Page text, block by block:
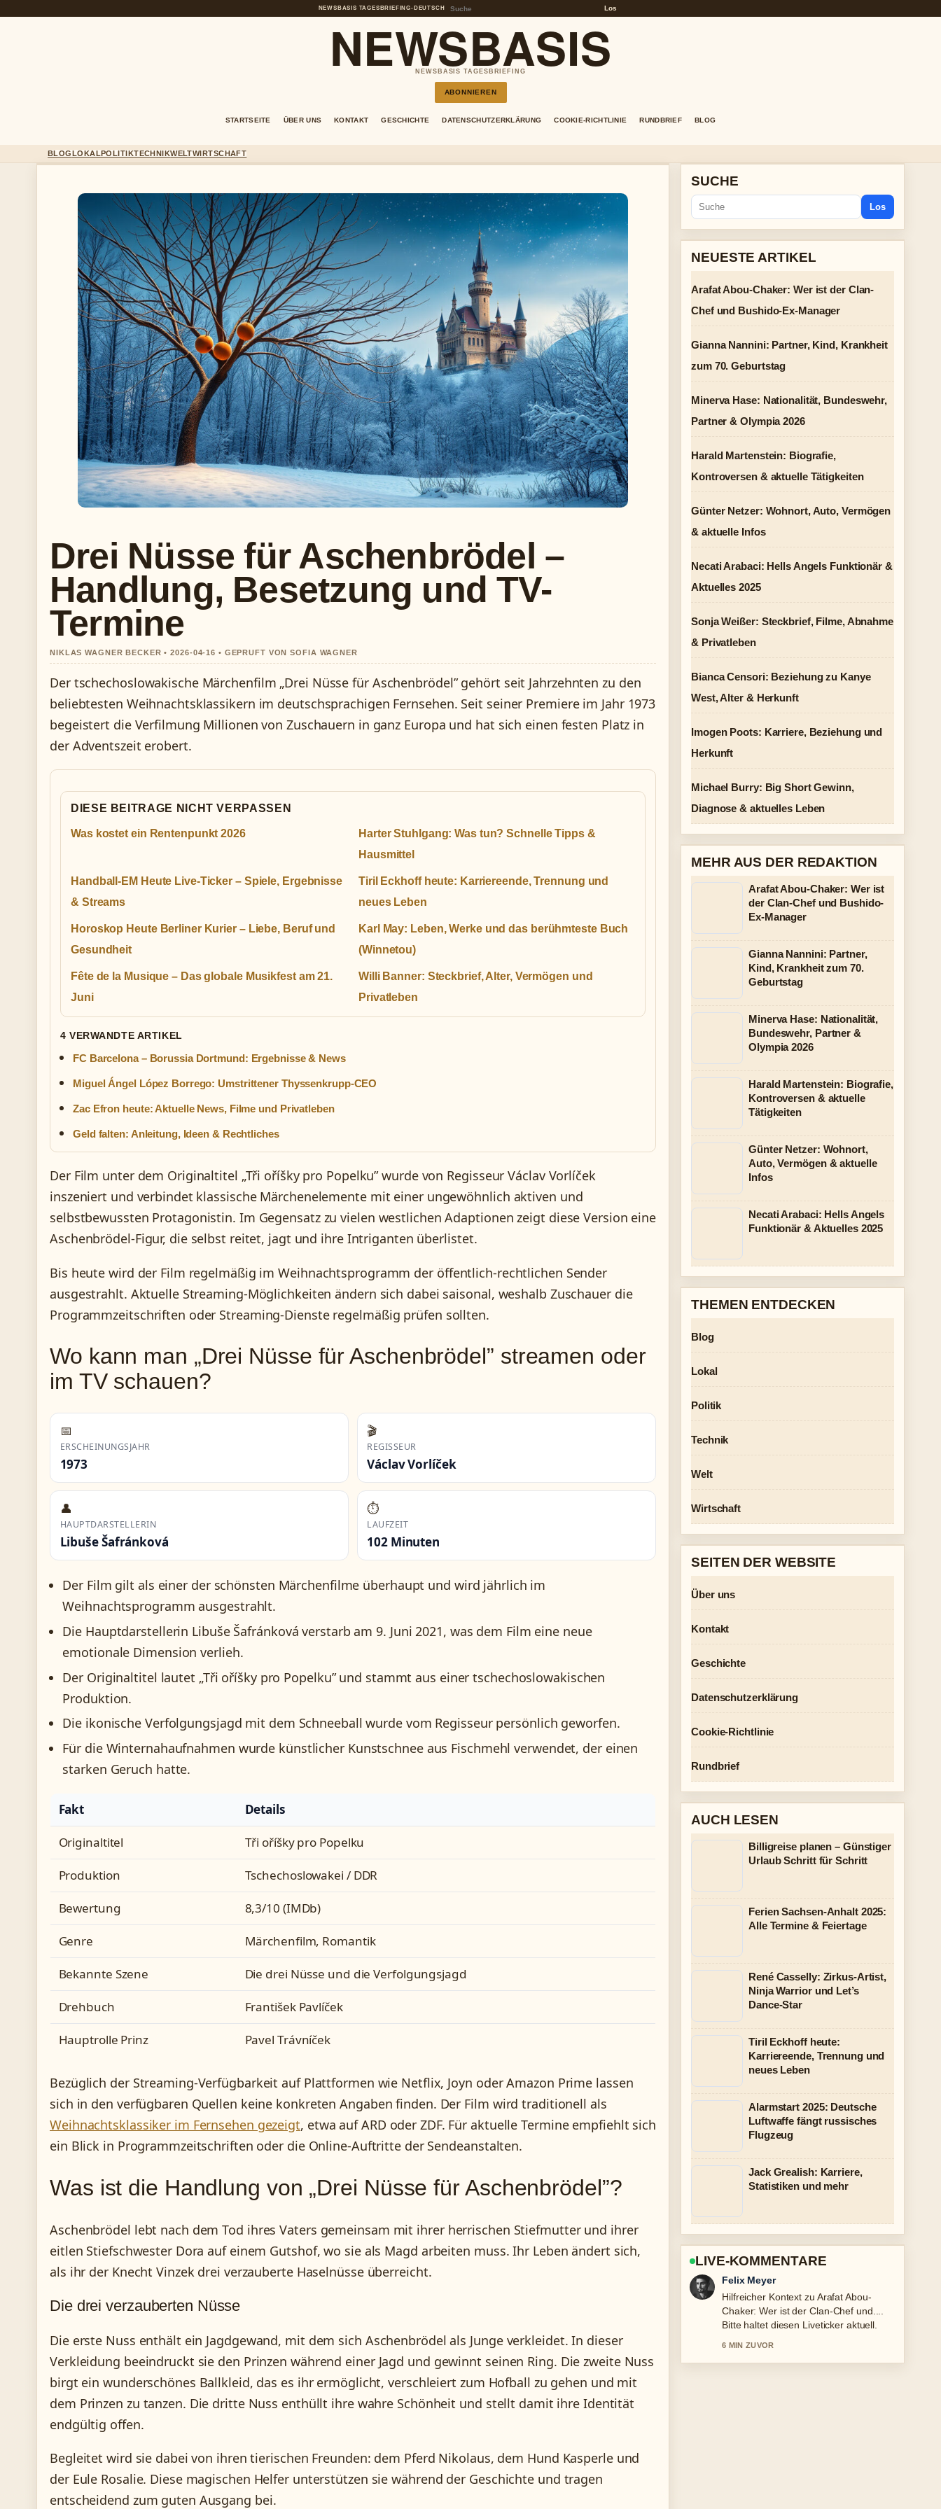
NEWSBASIS TAGESBRIEFING• DEUTSCH Los
NEWSBASIS
NEWSBASIS TAGESBRIEFING
ABONNIEREN
STARTSEITE ÜBER UNS KONTAKT GESCHICHTE DATENSCHUTZERKLÄRUNG COOKIE-RICHTLINIE RUNDBRIEF BLOG
BLOGLOKALPOLITIKTECHNIKWELTWIRTSCHAFT
Drei Nüsse für Aschenbrödel –
Handlung, Besetzung und TV-
Termine
NIKLAS WAGNER BECKER • 2026-04-16 • GEPRUFT VON SOFIA WAGNER
Der tschechoslowakische Märchenfilm „Drei Nüsse für Aschenbrödel” gehört seit Jahrzehnten zu den
beliebtesten Weihnachtsklassikern im deutschsprachigen Fernsehen. Seit seiner Premiere im Jahr 1973
begeistert die Verfilmung Millionen von Zuschauern in ganz Europa und hat sich einen festen Platz in
der Adventszeit erobert.
DIESE BEITRAGE NICHT VERPASSEN
Was kostet ein Rentenpunkt 2026
Harter Stuhlgang: Was tun? Schnelle Tipps &
Hausmittel
Handball-EM Heute Live-Ticker – Spiele, Ergebnisse
& Streams
Tiril Eckhoff heute: Karriereende, Trennung und
neues Leben
Horoskop Heute Berliner Kurier – Liebe, Beruf und
Gesundheit
Karl May: Leben, Werke und das berühmteste Buch
(Winnetou)
Fête de la Musique – Das globale Musikfest am 21.
Juni
Willi Banner: Steckbrief, Alter, Vermögen und
Privatleben
4 VERWANDTE ARTIKEL
FC Barcelona – Borussia Dortmund: Ergebnisse & News
Miguel Ángel López Borrego: Umstrittener Thyssenkrupp-CEO
Zac Efron heute: Aktuelle News, Filme und Privatleben
Geld falten: Anleitung, Ideen & Rechtliches
Der Film unter dem Originaltitel „Tři oříšky pro Popelku” wurde von Regisseur Václav Vorlíček
inszeniert und verbindet klassische Märchenelemente mit einer ungewöhnlich aktiven und
selbstbewussten Protagonistin. Im Gegensatz zu vielen westlichen Adaptionen zeigt diese Version eine
Aschenbrödel-Figur, die selbst reitet, jagt und ihre Intriganten überlistet.
Bis heute wird der Film regelmäßig im Weihnachtsprogramm der öffentlich-rechtlichen Sender
ausgestrahlt. Aktuelle Streaming-Möglichkeiten ändern sich dabei saisonal, weshalb Zuschauer die
Programmzeitschriften oder Streaming-Dienste regelmäßig prüfen sollten.
Wo kann man „Drei Nüsse für Aschenbrödel” streamen oder
im TV schauen?
📅
ERSCHEINUNGSJAHR
1973
🎬
REGISSEUR
Václav Vorlíček
👤
HAUPTDARSTELLERIN
Libuše Šafránková
⏱️
LAUFZEIT
102 Minuten
Der Film gilt als einer der schönsten Märchenfilme überhaupt und wird jährlich im
Weihnachtsprogramm ausgestrahlt.
Die Hauptdarstellerin Libuše Šafránková verstarb am 9. Juni 2021, was dem Film eine neue
emotionale Dimension verlieh.
Der Originaltitel lautet „Tři oříšky pro Popelku” und stammt aus einer tschechoslowakischen
Produktion.
Die ikonische Verfolgungsjagd mit dem Schneeball wurde vom Regisseur persönlich geworfen.
Für die Winternahaufnahmen wurde künstlicher Kunstschnee aus Fischmehl verwendet, der einen
starken Geruch hatte.
Fakt Details
Originaltitel Tři oříšky pro Popelku
Produktion Tschechoslowakei / DDR
Bewertung 8,3/10 (IMDb)
Genre Märchenfilm, Romantik
Bekannte Szene Die drei Nüsse und die Verfolgungsjagd
Drehbuch František Pavlíček
Hauptrolle Prinz Pavel Trávníček
Bezüglich der Streaming-Verfügbarkeit auf Plattformen wie Netflix, Joyn oder Amazon Prime lassen
sich in den verfügbaren Quellen keine konkreten Angaben finden. Der Film wird traditionell als
Weihnachtsklassiker im Fernsehen gezeigt, etwa auf ARD oder ZDF. Für aktuelle Termine empfiehlt sich
ein Blick in Programmzeitschriften oder die Online-Auftritte der Sendeanstalten.
Was ist die Handlung von „Drei Nüsse für Aschenbrödel”?
Aschenbrödel lebt nach dem Tod ihres Vaters gemeinsam mit ihrer herrischen Stiefmutter und ihrer
eitlen Stiefschwester Dora auf einem Gutshof, wo sie als Magd arbeiten muss. Ihr Leben ändert sich,
als ihr der Knecht Vinzek drei verzauberte Haselnüsse überreicht.
Die drei verzauberten Nüsse
Die erste Nuss enthält ein Jagdgewand, mit dem sich Aschenbrödel als Junge verkleidet. In dieser
Verkleidung beeindruckt sie den Prinzen während einer Jagd und gewinnt seinen Ring. Die zweite Nuss
birgt ein wunderschönes Ballkleid, das es ihr ermöglicht, verschleiert zum Hofball zu gehen und mit
dem Prinzen zu tanzen. Die dritte Nuss enthüllt ihre wahre Schönheit und stellt damit ihre Identität
endgültig offen.
Begleitet wird sie dabei von ihren tierischen Freunden: dem Pferd Nikolaus, dem Hund Kasperle und
der Eule Rosalie. Diese magischen Helfer unterstützen sie während der Geschichte und tragen
entscheidend zum guten Ausgang bei.
SUCHE
Los
NEUESTE ARTIKEL
Arafat Abou-Chaker: Wer ist der Clan-
Chef und Bushido-Ex-Manager
Gianna Nannini: Partner, Kind, Krankheit
zum 70. Geburtstag
Minerva Hase: Nationalität, Bundeswehr,
Partner & Olympia 2026
Harald Martenstein: Biografie,
Kontroversen & aktuelle Tätigkeiten
Günter Netzer: Wohnort, Auto, Vermögen
& aktuelle Infos
Necati Arabaci: Hells Angels Funktionär &
Aktuelles 2025
Sonja Weißer: Steckbrief, Filme, Abnahme
& Privatleben
Bianca Censori: Beziehung zu Kanye
West, Alter & Herkunft
Imogen Poots: Karriere, Beziehung und
Herkunft
Michael Burry: Big Short Gewinn,
Diagnose & aktuelles Leben
MEHR AUS DER REDAKTION
Arafat Abou-Chaker: Wer ist
der Clan-Chef und Bushido-
Ex-Manager
Gianna Nannini: Partner,
Kind, Krankheit zum 70.
Geburtstag
Minerva Hase: Nationalität,
Bundeswehr, Partner &
Olympia 2026
Harald Martenstein: Biografie,
Kontroversen & aktuelle
Tätigkeiten
Günter Netzer: Wohnort,
Auto, Vermögen & aktuelle
Infos
Necati Arabaci: Hells Angels
Funktionär & Aktuelles 2025
THEMEN ENTDECKEN
Blog
Lokal
Politik
Technik
Welt
Wirtschaft
SEITEN DER WEBSITE
Über uns
Kontakt
Geschichte
Datenschutzerklärung
Cookie-Richtlinie
Rundbrief
AUCH LESEN
Billigreise planen – Günstiger
Urlaub Schritt für Schritt
Ferien Sachsen-Anhalt 2025:
Alle Termine & Feiertage
René Casselly: Zirkus-Artist,
Ninja Warrior und Let’s
Dance-Star
Tiril Eckhoff heute:
Karriereende, Trennung und
neues Leben
Alarmstart 2025: Deutsche
Luftwaffe fängt russisches
Flugzeug
Jack Grealish: Karriere,
Statistiken und mehr
LIVE-KOMMENTARE
Laura Becker
Die Berichterstattung zu Gianna
Nannini: Partner, Kind, Krankheit zum
70.... wirkt solide und sehr gut